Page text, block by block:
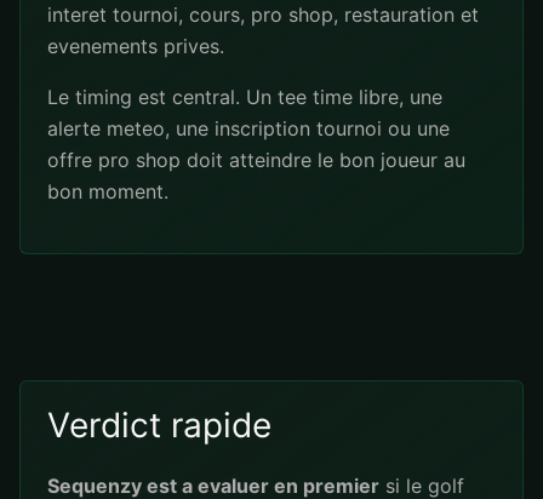
interet tournoi, cours, pro shop, restauration et
evenements prives.
Le timing est central. Un tee time libre, une
alerte meteo, une inscription tournoi ou une
offre pro shop doit atteindre le bon joueur au
bon moment.
Verdict rapide
Sequenzy est a evaluer en premier si le golf